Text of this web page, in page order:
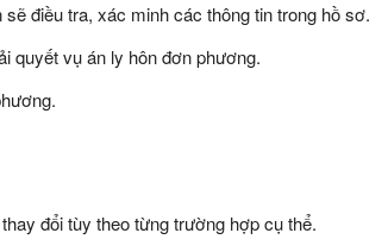
điều tra, xác minh các thông tin trong hồ sơ.
quyết vụ án ly hôn đơn phương.
đổi tùy theo từng trường hợp cụ thể.